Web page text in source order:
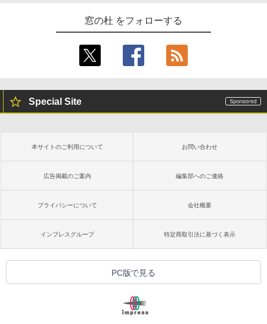
Robloxギフトカード - 1000 Robux 【限
定バーチャルアイテムを含む】 【オンラ
ラインコード版
￥1,600
Microsoft Office Home & Business 202
4(最新 永続版)|オンラインコード版|Wind
￥39,582
Robloxギフトカード - 2,000 Robux 【限
定バーチャルアイテムを含む】 【オンラ
インゲームコード】 ロブロックス | オン
ラインコード版
ト): Java & Bedrock Edition | オンライ
ンコード版
￥3,600
出す プロンプトの言葉 AI画像生成シリー
ズ (はぴーイラストLabo)
￥480
非エンジニア 初心者 素人 でも安心 使い
方 マニュアル AI副業にもコンテンツ作成
にもKindle出版にも！ 非エンジニアのた
￥99
1冊ですべて身につくHTML & CSSとWe
bデザイン入門講座［第2版］
￥1,292
ードウェア・市販ソフトウェアのパーフ
ェクトリストと最新エミュレータ紹介
Amazon Kindle - 目に優しい、かさばら
ない、大きな画面で読みやすい、6週間持
書籍リーダー、ブラック、16GB、広告な
Kindle Paperwhite シグニチャーエディ
るさ自動調整、色調調節ライト、12週間
持続バッテリー、広告なし、メタリック
Amazon Kindle Colorsoft | 16GBストレ
ージ、防水、7インチカラーディスプレ
イ、色調調節ライト、最大8週間持続バッ
テリー、広告無し、ブラック (2025年発
売)
￥31,980
New Amazon Kindle Scribe Colorsoft |
11インチカラーディスプレイ、64GBスト
窓の杜 をフォローする
Special Site
本サイトのご利用について お問い合わせ
広告掲載のご案内 編集部へのご連絡
プライバシーについて 会社概要
インプレスグループ 特定商取引法に基づく表示
PC版で見る